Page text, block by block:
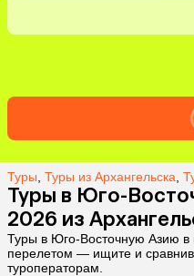
Туры Туры из Архангельска
Туры в Юго-
2026 из
Туры в Юго-Восточную Азию в
перелетом — ищите и
туроператорам.